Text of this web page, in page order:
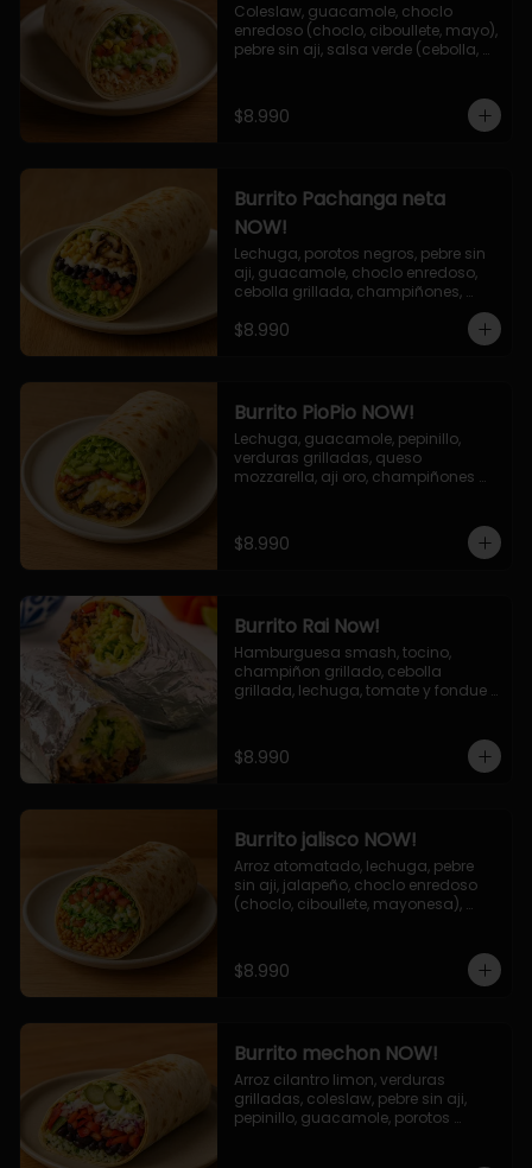
Coleslaw, guacamole, choclo
enredoso (choclo, ciboullete, mayo),
pebre sin aji, salsa verde (cebolla,
$8.990
Burrito Pachanga neta
NOW!
Lechuga, porotos negros, pebre sin
aji, guacamole, choclo enredoso,
cebolla grillada, champiñones,
$8.990
Burrito PioPio NOW!
Lechuga, guacamole, pepinillo,
verduras grilladas, queso
mozzarella, aji oro, champiñones
$8.990
Burrito Rai Now!
Hamburguesa smash, tocino,
champiñon grillado, cebolla
grillada, lechuga, tomate y fondue
$8.990
Burrito jalisco NOW!
Arroz atomatado, lechuga, pebre
sin aji, jalapeño, choclo enredoso
(choclo, ciboullete, mayonesa),
$8.990
Burrito mechon NOW!
Arroz cilantro limon, verduras
grilladas, coleslaw, pebre sin aji,
pepinillo, guacamole, porotos